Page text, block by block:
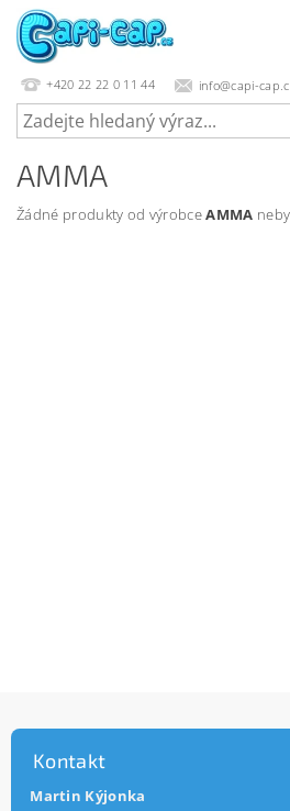
+420 22 22 0 11 44 info@capi-
AMMA
Žádné produkty od výrobceAMMA
Kontakt
Martin Kýjonka